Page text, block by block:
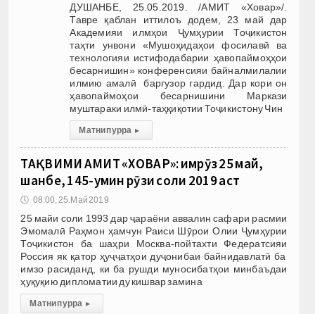
ДУШАНБЕ, 25.05.2019. /АМИТ «Ховар»/.
Тавре қаблан иттилоъ додем, 23 май дар
Академияи илмҳои Ҷумҳурии Тоҷикистон
таҳти унвони «Мушоҳидаҳои фосилавӣ ва
технологияи истифодабарии ҳавопаймоҳҳои
бесарнишин» конференсияи байналмилалии
илмию амалӣ баргузор гардид. Дар кори он
ҳавопаймоҳои бесарнишини Маркази
муштараки илмӣ-таҳқиқотии Тоҷикистону Чин
Матни пурра ▸
ТАҚВИМИ АМИТ «ХОВАР»: имрӯз 25 май,
шанбе, 145-умин рӯзи соли 2019 аст
🕔 08:00, 25.Май 2019
25 майи соли 1993 дар ҷараёни аввалин сафари расмии
Эмомалӣ Раҳмон ҳамчун Раиси Шӯрои Олии Ҷумҳурии
Тоҷикистон ба шаҳри Москва-пойтахти Федератсияи
Россия як қатор ҳуҷҷатҳои дуҷонибаи байнидавлатӣ ба
имзо расиданд, ки ба рушди муносибатҳои минбаъдаи
ҳуқуқию дипломатии ду кишвар замина
Матни пурра ▸